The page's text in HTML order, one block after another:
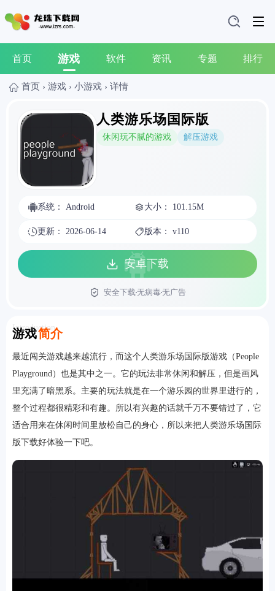
首页 游戏 软件 资讯 专题 排行
首页 › 游戏 › 小游戏 › 详情
人类游乐场国际版
休闲玩不腻的游戏 解压游戏
系统： Android 大小： 101.15M
更新： 2026-06-14 版本： v110
安卓下载
安全下载无病毒无广告
游戏简介
Introduction
最近闯关游戏越来越流行，而这个人类游乐场国际版游戏（People
Playground）也是其中之一。它的玩法非常休闲和解压，但是画风
里充满了暗黑系。主要的玩法就是在一个游乐园的世界里进行的，
整个过程都很精彩和有趣。所以有兴趣的话就千万不要错过了，它
适合用来在休闲时间里放松自己的身心，所以来把人类游乐场国际
版下载好体验一下吧。